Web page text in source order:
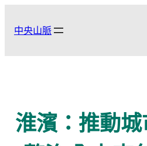
中央山脈
淮濱：推動